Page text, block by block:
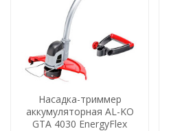
Насадка-триммер
аккумуляторная AL-KO
GTA 4030 EnergyFlex